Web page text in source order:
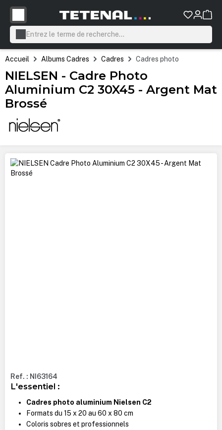
principal
Accueil Albums Cadres Cadres Cadres photo
NIELSEN - Cadre Photo
Aluminium C2 30X45 - Argent Mat
Brossé
Ignorer la galerie d'images
Ref. : NI63164
L'essentiel :
Cadres photo aluminium Nielsen C2
Formats du 15 x 20 au 60 x 80 cm
Coloris sobres et professionnels